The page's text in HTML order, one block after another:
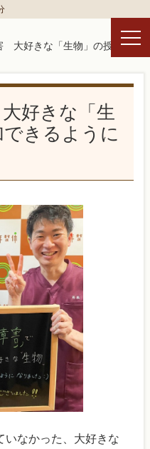
大好きな「生物」の授業に
好きな「生
きるように
いなかった、大好きな